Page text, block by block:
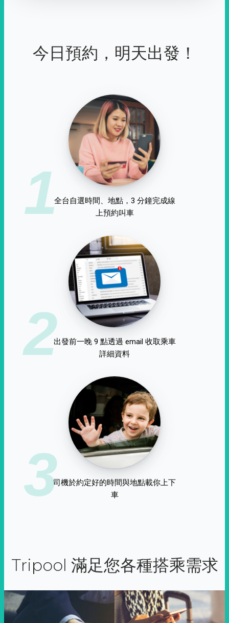
今日預約，明天出發！
1全台自選時間、地點，3 分鐘完成線
上預約叫車
2出發前一晚 9 點透過 email 收取乘車
詳細資料
3司機於約定好的時間與地點載你上下
車
Tripool 滿足您各種搭乘需求